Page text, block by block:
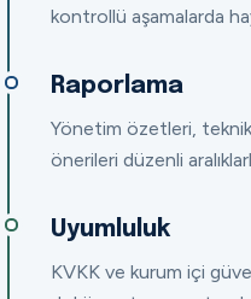
kontrollü aşamalarda
Raporlama
Yönetim özetleri,
önerileri düzenli
Uyumluluk
KVKK ve kurum içi